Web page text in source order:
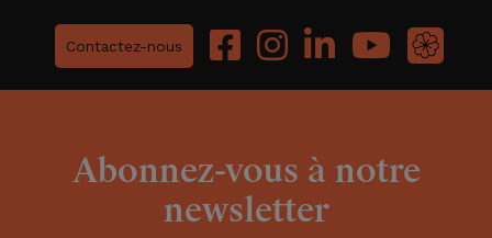
Contactez-nous
Abonnez-vous à notre
newsletter